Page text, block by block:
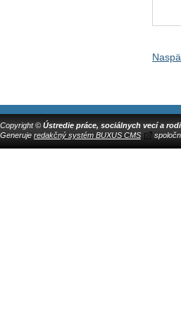
Copyright © Ústredie práce, sociálnych vecí a
Generuje redakčný systém BUXUS CMS